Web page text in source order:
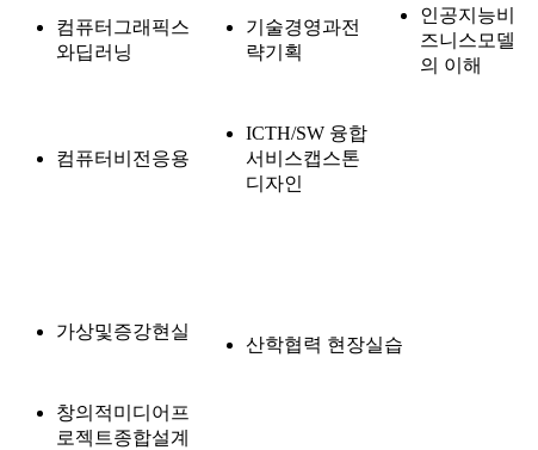
컴퓨터그래픽스
와딥러닝
기술경영과전
략기획
인공지능비
즈니스모델
의 이해
컴퓨터비전응용
ICTH/SW 융합
서비스캡스톤
디자인
산학협력 현장실습
가상및증강현실
창의적미디어프
로젝트종합설계